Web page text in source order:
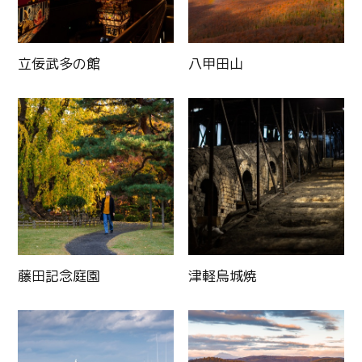
立佞武多の館 八甲田山
藤田記念庭園 津軽烏城焼